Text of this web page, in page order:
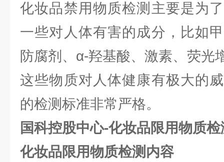
化妆品禁用物质检测主要是为
一些对人体有害的成分，比如
防腐剂、α-羟基酸、激素、荧光
这些物质对人体健康有极大的
的检测标准非常严格。
国科控股中心-化妆品限用物质检
化妆品限用物质检测内容